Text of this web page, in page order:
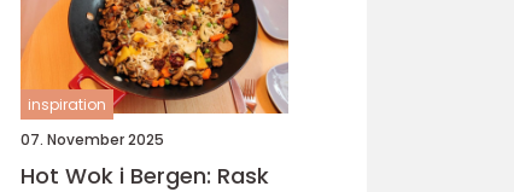
inspiration
07. November 2025
Hot Wok i Bergen: Rask